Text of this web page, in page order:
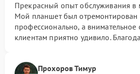
Прекрасный опыт обслуживания в
Мой планшет был отремонтирован
профессионально, а
клиентам приятно удивило.
Прохоров Тимур